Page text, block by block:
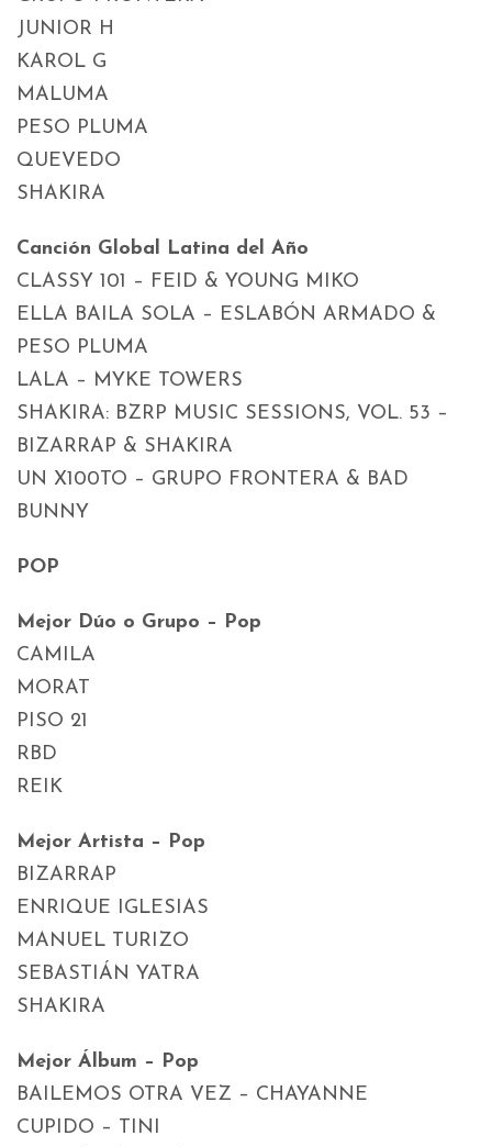
JUNIOR H
KAROL G
MALUMA
PESO PLUMA
QUEVEDO
SHAKIRA
Canción Global Latina del Año
CLASSY 101 – FEID & YOUNG MIKO
ELLA BAILA SOLA – ESLABÓN ARMADO &
PESO PLUMA
LALA – MYKE TOWERS
SHAKIRA: BZRP MUSIC SESSIONS, VOL. 53 –
BIZARRAP & SHAKIRA
UN X100TO – GRUPO FRONTERA & BAD
BUNNY
POP
Mejor Dúo o Grupo – Pop
CAMILA
MORAT
PISO 21
RBD
REIK
Mejor Artista – Pop
BIZARRAP
ENRIQUE IGLESIAS
MANUEL TURIZO
SEBASTIÁN YATRA
SHAKIRA
Mejor Álbum – Pop
BAILEMOS OTRA VEZ – CHAYANNE
CUPIDO – TINI